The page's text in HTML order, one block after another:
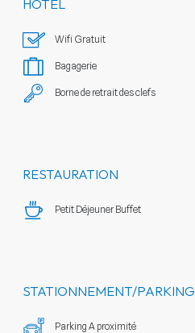
HÔTEL
Wifi Gratuit
Bagagerie
Borne de retrait des clefs
RESTAURATION
Petit Déjeuner Buffet
STATIONNEMENT/PARKING
Parking A proximité